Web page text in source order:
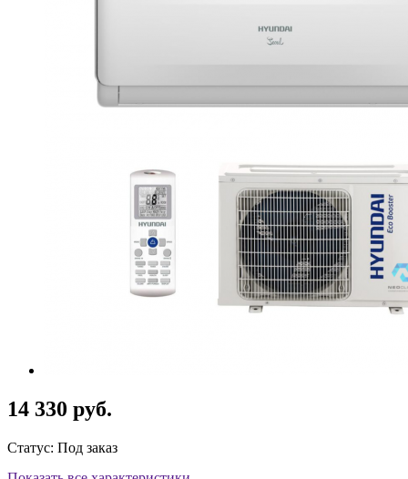
14 330 руб.
Статус: Под заказ